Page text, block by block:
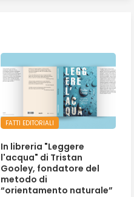
FATTI EDITORIALI
In libreria "Leggere
l'acqua" di Tristan
Gooley, fondatore del
metodo di
“orientamento naturale”